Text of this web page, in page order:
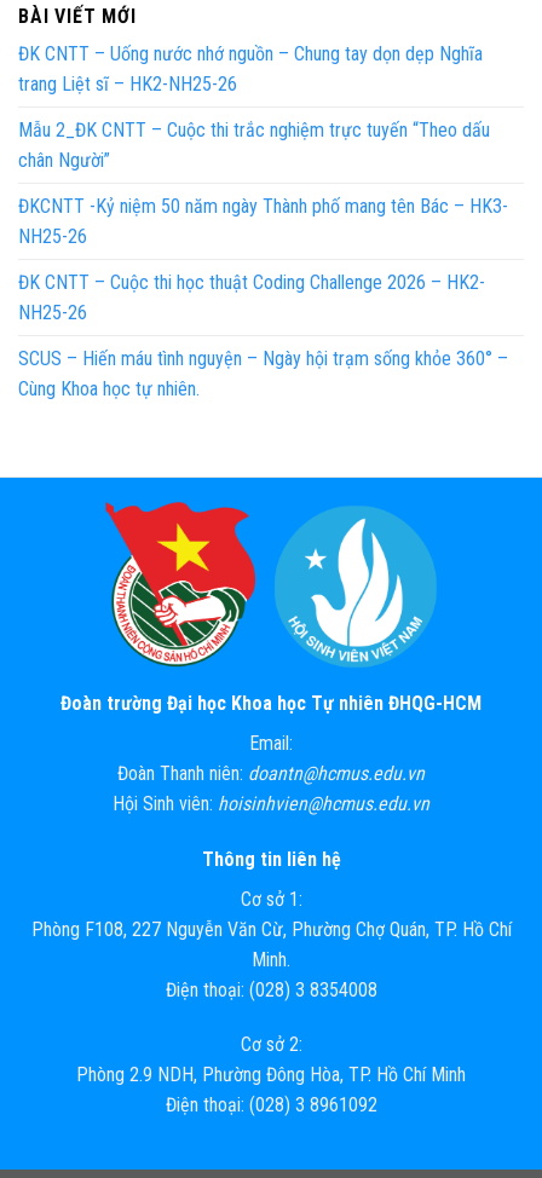
BÀI VIẾT MỚI
ĐK CNTT – Uống nước nhớ nguồn – Chung tay dọn dẹp Nghĩa
trang Liệt sĩ – HK2-NH25-26
Mẫu 2_ĐK CNTT – Cuộc thi trắc nghiệm trực tuyến “Theo dấu
chân Người”
ĐKCNTT -Kỷ niệm 50 năm ngày Thành phố mang tên Bác – HK3-
NH25-26
ĐK CNTT – Cuộc thi học thuật Coding Challenge 2026 – HK2-
NH25-26
SCUS – Hiến máu tình nguyện – Ngày hội trạm sống khỏe 360° –
Cùng Khoa học tự nhiên.
Đoàn trường Đại học Khoa học Tự nhiên ĐHQG-HCM
Email:
Đoàn Thanh niên: doantn@hcmus.edu.vn
Hội Sinh viên: hoisinhvien@hcmus.edu.vn
Thông tin liên hệ
Cơ sở 1:
Phòng F108, 227 Nguyễn Văn Cừ, Phường Chợ Quán, TP. Hồ Chí
Minh.
Điện thoại: (028) 3 8354008
Cơ sở 2:
Phòng 2.9 NDH, Phường Đông Hòa, TP. Hồ Chí Minh
Điện thoại: (028) 3 8961092